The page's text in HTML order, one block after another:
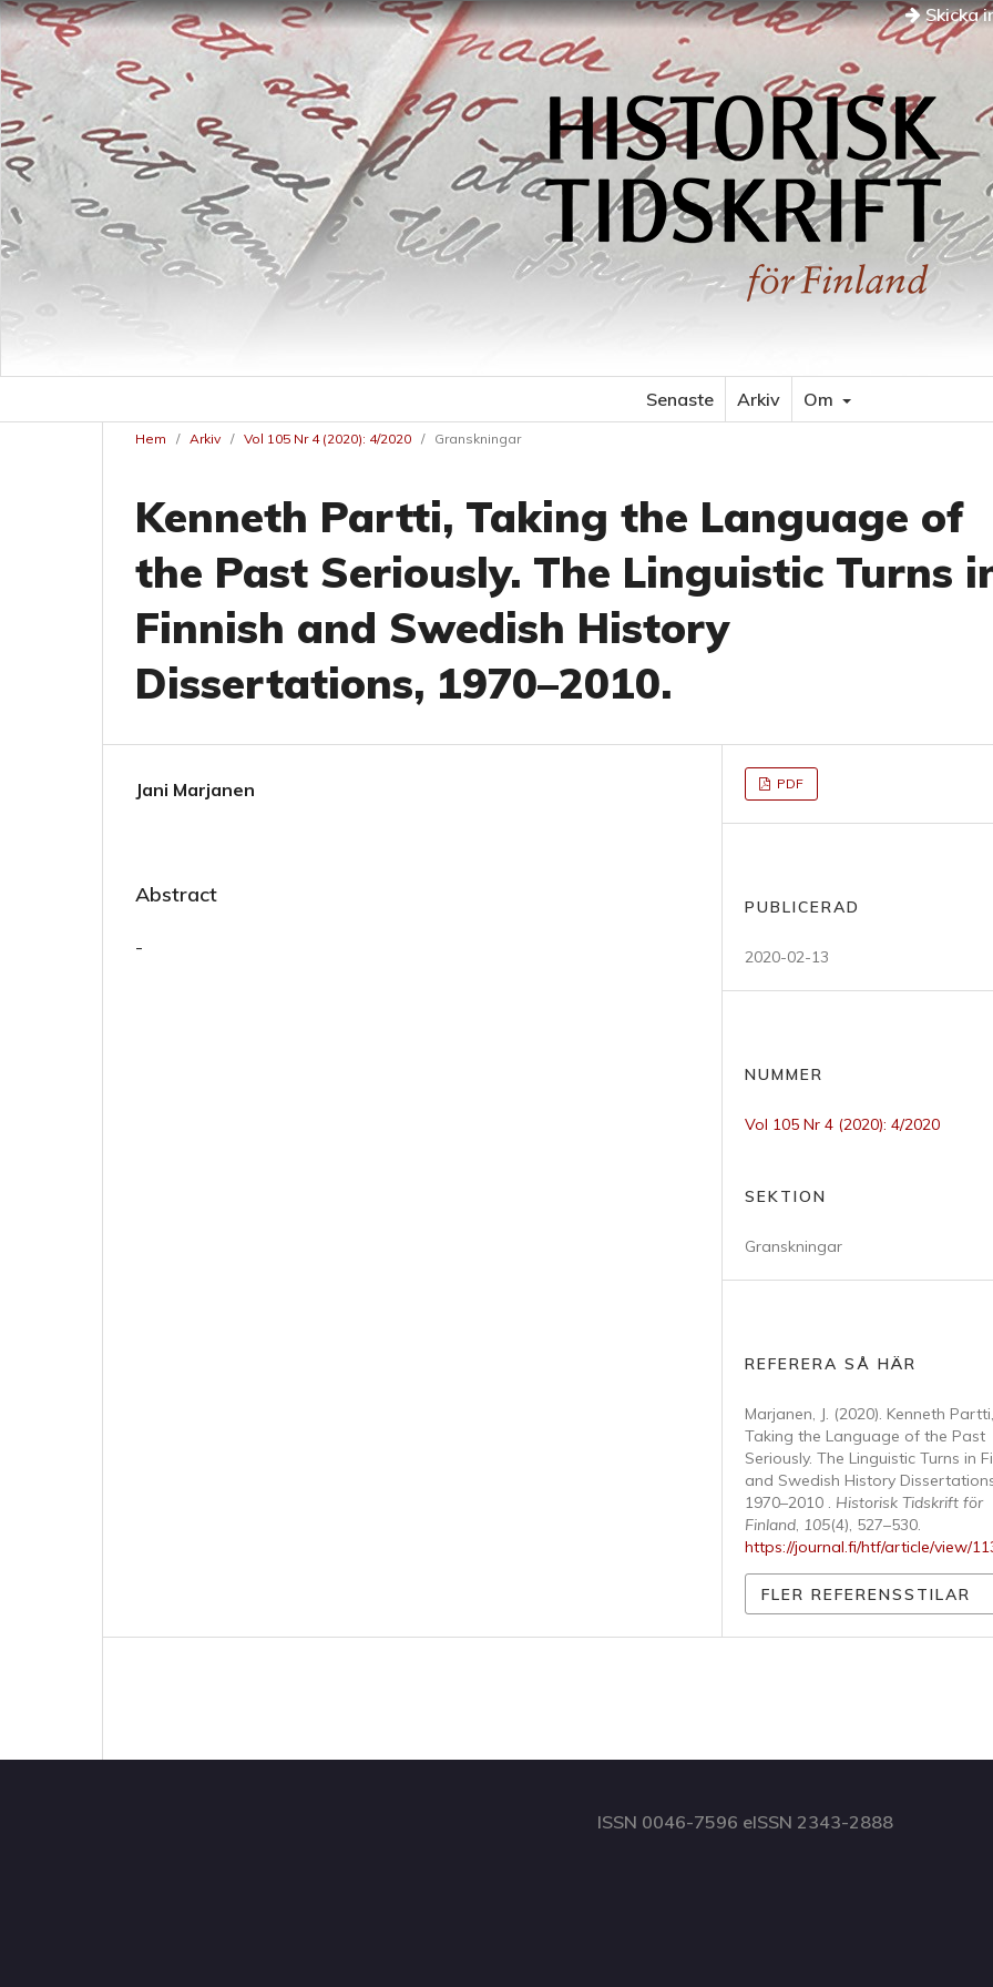
Skicka
Senaste Arkiv Om
Hem / Arkiv / Vol 105 Nr 4 (2020): 4/2020 / Granskningar
Kenneth Partti, Taking the Language of
the Past Seriously. The Linguistic Turns
Finnish and Swedish History
Dissertations, 1970–2010.
Jani Marjanen
Abstract
-
PDF
PUBLICERAD
2020-02-13
NUMMER
Vol 105 Nr 4 (2020): 4/2020
SEKTION
Granskningar
REFERERA SÅ HÄR
Marjanen, J. (2020). Kenneth Partti,
Taking the Language of the Past
Seriously. The Linguistic Turns in
and Swedish History
1970–2010 . Historisk Tidskrift för
Finland, 105(4), 527–530.
https://journal.fi/htf/article/view/
FLER REFERENSSTILAR
ISSN 0046-7596 eISSN 2343-2888